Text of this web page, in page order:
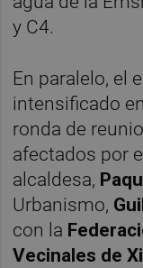
y C4.
En paralelo, el
intensificado
ronda de
afectados por
alcaldesa,
Urbanismo,
con la
Vecinales de